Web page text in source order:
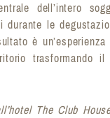
dell’intero
durante le
è un’esperienza
trasformando
The Club